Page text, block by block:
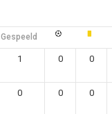
Gespeeld
1 0 0
0 0 0